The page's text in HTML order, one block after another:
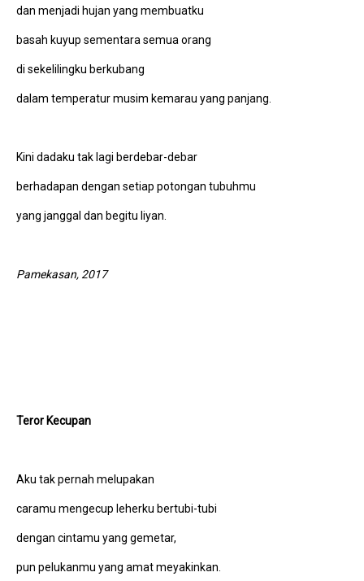
dan menjadi hujan yang membuatku
basah kuyup sementara semua orang
di sekelilingku berkubang
dalam temperatur musim kemarau yang panjang.
Kini dadaku tak lagi berdebar-debar
berhadapan dengan setiap potongan tubuhmu
yang janggal dan begitu liyan.
Pamekasan, 2017
Teror Kecupan
Aku tak pernah melupakan
caramu mengecup leherku bertubi-tubi
dengan cintamu yang gemetar,
pun pelukanmu yang amat meyakinkan.